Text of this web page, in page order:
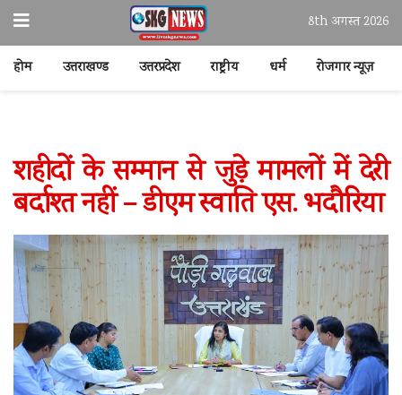
8th अगस्त 2026
होम उत्तराखण्ड उत्तरप्रदेश राष्ट्रीय धर्म रोजगार न्यूज़
शहीदों के सम्मान से जुड़े मामलों में देरी
बर्दाश्त नहीं – डीएम स्वाति एस. भदौरिया